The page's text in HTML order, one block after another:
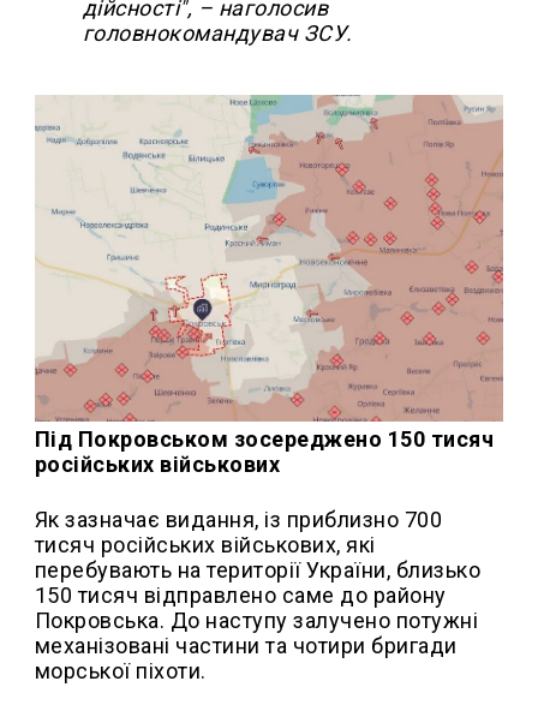
дійсності", – наголосив
головнокомандувач ЗСУ.
Під Покровськом зосереджено 150 тисяч
російських військових
Як зазначає видання, із приблизно 700
тисяч російських військових, які
перебувають на території України, близько
150 тисяч відправлено саме до району
Покровська. До наступу залучено потужні
механізовані частини та чотири бригади
морської піхоти.